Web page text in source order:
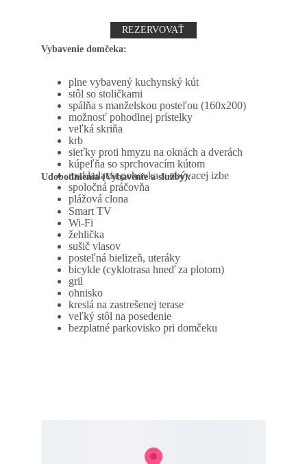
REZERVOVAŤ
Vybavenie domčeka:
plne vybavený kuchynský kút
stôl so stoličkami
spálňa s manželskou posteľou (160x200)
možnosť pohodlnej prístelky
veľká skriňa
krb
sieťky proti hmyzu na oknách a dverách
kúpeľňa so sprchovacím kútom
rozkladacia pohovka v obývacej izbe
spoločná práčovňa
plážová clona
Udobodnienia (Vybavenie a služby):
Smart TV
Wi-Fi
žehlička
sušič vlasov
posteľná bielizeň, uteráky
bicykle (cyklotrasa hneď za plotom)
gril
ohnisko
kreslá na zastrešenej terase
veľký stôl na posedenie
bezplatné parkovisko pri domčeku